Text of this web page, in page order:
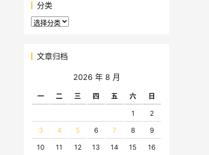
分类
分
文章归档
2026 年 8 月
一 二 三 四 五 六 日
1 2
3 4 5 6 7 8 9
10 11 12 13 14 15 16